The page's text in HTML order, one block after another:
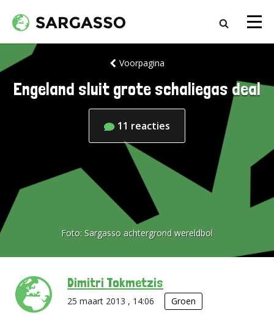
Voorpagina
Engeland sluit grote schaliegas deal
11 reacties
Foto: Sargasso achtergrond wereldbol
Dimitri Tokmetzis
25 maart 2013 , 14:06 Groen